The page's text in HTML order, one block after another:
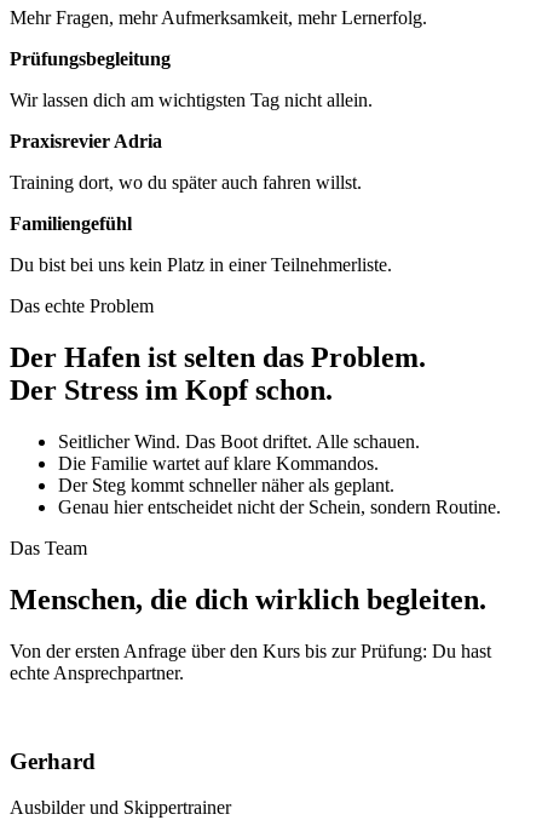
Mehr Fragen, mehr Aufmerksamkeit, mehr Lernerfolg.
Prüfungsbegleitung
Wir lassen dich am wichtigsten Tag nicht allein.
Praxisrevier Adria
Training dort, wo du später auch fahren willst.
Familiengefühl
Du bist bei uns kein Platz in einer Teilnehmerliste.
Das echte Problem
Der Hafen ist selten das Problem.
Der Stress im Kopf schon.
Seitlicher Wind. Das Boot driftet. Alle schauen.
Die Familie wartet auf klare Kommandos.
Der Steg kommt schneller näher als geplant.
Genau hier entscheidet nicht der Schein, sondern Routine.
Das Team
Menschen, die dich wirklich begleiten.
Von der ersten Anfrage über den Kurs bis zur Prüfung: Du hast
echte Ansprechpartner.
Gerhard
Ausbilder und Skippertrainer